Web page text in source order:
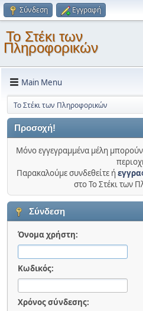
Σύνδεση Εγγραφή
Το Στέκι των
Πληροφορικών
Main Menu
Το Στέκι των Πληροφορικών
Προσοχή!
Μόνο εγγεγραμμένα μέλη
Παρακαλούμε συνδεθείτε ή
στο Το Στέκι των
Σύνδεση
Όνομα χρήστη:
Κωδικός:
Χρόνος σύνδεσης: